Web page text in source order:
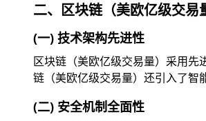
二、区块链（美欧亿级交易
(一) 技术架构先进性
区块链（美欧亿级交易量）采用
链（美欧亿级交易量）还引入了智
(二) 安全机制全面性